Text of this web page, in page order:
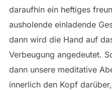
daraufhin ein heftiges
ausholende einladende
dann wird die Hand auf
Verbeugung angedeutet.
dann unsere meditative
innerlich den Kopf